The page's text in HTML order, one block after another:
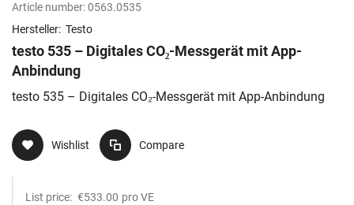
Article number:0563.0535
Hersteller: Testo
testo 535 – Digitales CO₂-Messgerät mit App-
Anbindung
testo 535 – Digitales CO₂-Messgerät mit App-Anbindung
Wishlist Compare
List price: €533.00 pro VE